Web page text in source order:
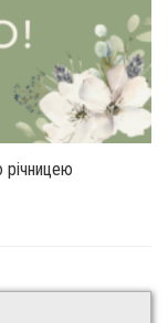
річницею